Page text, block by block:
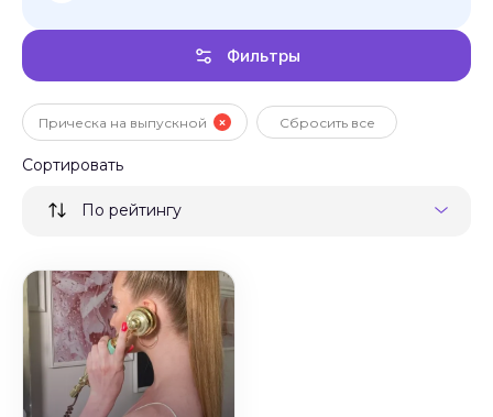
Фильтры
Прическа на выпускной Сбросить все
Сортировать
По рейтингу